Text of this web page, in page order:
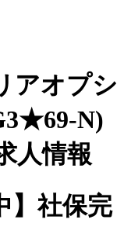
アオプシ
N)
人情報
】社保完